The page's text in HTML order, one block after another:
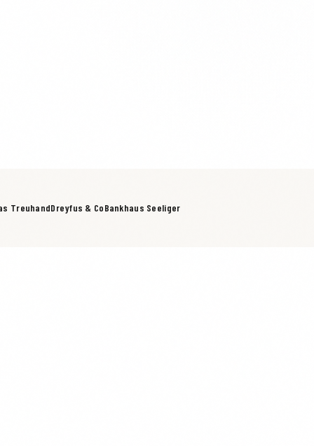
TreuhandDreyfus & CoBankhaus Seeliger